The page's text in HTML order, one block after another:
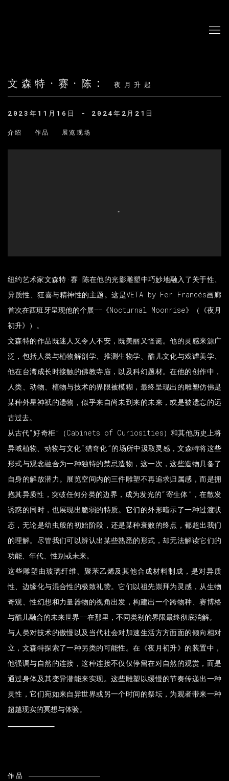
文森特·赛·陈 : 夜月升起
2023年11月16日 - 2024年2月21日
介绍 作品 展览现场
纽约艺术家文森特·赛·陈在他的光影雕塑中巧妙地融入了关于性、
异质性、狂喜与精神性的主题。这是VETA by Fer Francés画廊
首次在西班牙呈现他的个展——《Nocturnal Moonrise》（《夜月
初升》）。
文森特的作品既迷人又令人不安，既美丽又怪诞。他的灵感来源广
泛，包括人类与植物解剖学、推测生物学、酷儿文化与戏谑美学、
他在台湾成长时接触的佛教寺庙，以及科幻题材。在他的创作中，
人类、动物、植物与技术的界限被模糊，最终呈现出的雕塑仿佛是
某种外星神祇的遗物，似乎来自尚未到来的未来，或是被遗忘的远
古过去。
从古代“好奇柜”（Cabinets of Curiosities）和其他历史上将
异域植物、动物与文化“猎奇化”的场所中汲取灵感，文森特将这些
形式与观念融合为一种独特的禁忌造物，这一次，这些造物具备了
自身的解放潜力。展览空间内的三件雕塑不再追求归属感，而是拥
抱其异质性，突破任何分类的边界，成为发光的“寄生体”，在散发
诱惑的同时，也展现出脆弱的特质。它们的外形暗示了一种过渡状
态，无论是幼虫般的初始阶段，还是某种衰败的终点，都超出我们
的理解。尽管我们可以辨认出某些熟悉的形式，却无法解读它们的
功能、年代、性别或未来。
这些雕塑由玻璃纤维、聚苯乙烯及其他合成材料制成，是对异质
性、边缘化与混合性的极致礼赞。它们以祖先崇拜为灵感，从生物
奇观、性幻想和力量器物的视角出发，构建出一个跨物种、赛博格
与酷儿融合的未来世界——在那里，不同类别的界限最终彻底消解。
与人类对技术的傲慢以及当代社会对加速生活方方面面的倾向相对
立，文森特探索了一种另类的可能性。在《夜月初升》的装置中，
他强调与自然的连接，这种连接不仅仅停留在对自然的观赏，而是
通过身体及其变异潜能来实现。这些雕塑以缓慢的节奏传递出一种
灵性，它们宛如来自异世界或另一个时间的祭坛，为观者带来一种
超越现实的冥想与体验。
作品